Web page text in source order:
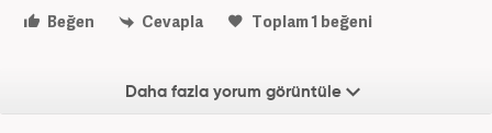
Beğen
Cevapla Toplam1 beğeni
Daha fazla yorum görüntüle